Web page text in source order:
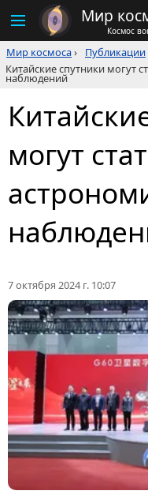
Мир
Космос
Мир космоса› Публикации
Китайские спутники могут
наблюдений
могут
7 октября 2024 г. 10:07